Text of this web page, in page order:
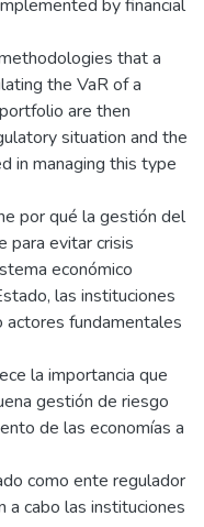
by financial
that a
the VaR of a
are then
situation and the
in managing this type
por qué la gestión del
para evitar crisis
económico
las instituciones
actores fundamentales
la importancia que
gestión de riesgo
de las economías a
como ente regulador
a cabo las instituciones